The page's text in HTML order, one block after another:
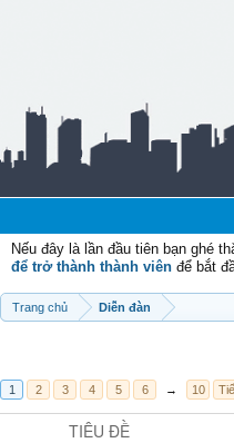
Nếu đây là lần đầu tiên bạn ghé
để trở thành thành viên để bắt
Trang chủ Diễn đàn
1 2 3 4 5 6 → 10
TIÊU ĐỀ